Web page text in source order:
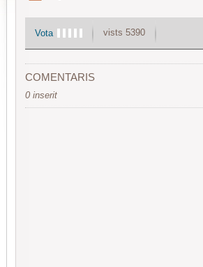
Vota vists 5390
COMENTARIS
0 inserit